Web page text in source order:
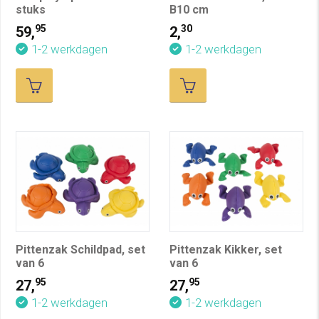
stuks
59,95
1-2 werkdagen
B10 cm
2,30
1-2 werkdagen
Pittenzak Schildpad, set
van 6
27,95
1-2 werkdagen
Pittenzak Kikker, set
van 6
27,95
1-2 werkdagen